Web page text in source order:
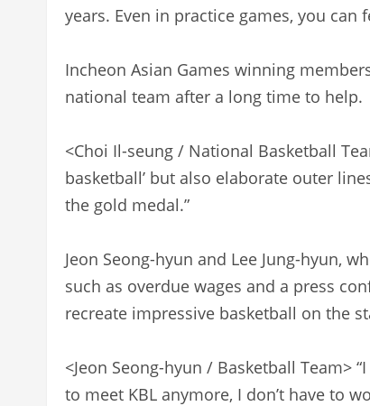
years. Even in practice games, you
Incheon Asian Games winning
national team after a long time to help.
<Choi Il-seung / National Basketball
basketball’ but also elaborate outer
the gold medal.”
Jeon Seong-hyun and Lee Jung-hyun,
such as overdue wages and a press
recreate impressive basketball on the
<Jeon Seong-hyun / Basketball Team>
to meet KBL anymore, I don’t have to